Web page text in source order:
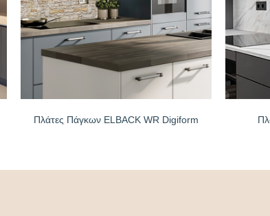
Πλάτες Πάγκων ELBACK WR Digiform